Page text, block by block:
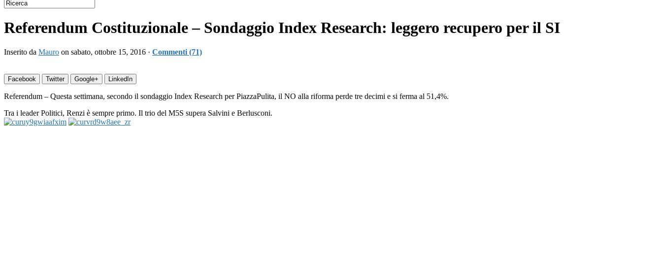
Referendum Costituzionale – Sondaggio Index Research: leggero recupero per il SI
Inserito da Mauro on sabato, ottobre 15, 2016 · Commenti (71)
Facebook Twitter Google+ LinkedIn
Referendum – Questa settimana, secondo il sondaggio Index Research per PiazzaPulita, il NO alla riforma perde tre decimi e si ferma al 51,4%.
Tra i leader Politici, Renzi è sempre primo. Il trio del M5S supera Salvini e Berlusconi.